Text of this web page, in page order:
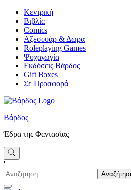
Skip
content
Κεντρική
Βιβλία
Comics
Αξεσουάρ & Δώρα
Roleplaying Games
Ψυχαγωγία
Εκδόσεις Βάρδος
Gift Boxes
Σε Προσφορά
Βάρδος
Έδρα της Φαντασίας
'
Αναζήτηση
για: